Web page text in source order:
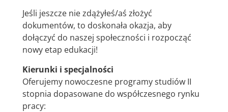
Jeśli jeszcze nie zdążyłeś/aś złożyć
dokumentów, to doskonała okazja, aby
dołączyć do naszej społeczności i rozpocząć
nowy etap edukacji!
Kierunki i specjalności
Oferujemy nowoczesne programy studiów II
stopnia dopasowane do współczesnego rynku
pracy: